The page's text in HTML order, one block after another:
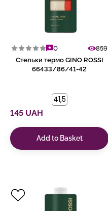
0
859
Стельки термо GINO ROSSI
66433/86/41-42
41,5
145 UAH
Add to Basket